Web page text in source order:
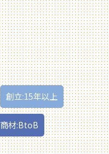
創立:15年以上
商材:BtoB